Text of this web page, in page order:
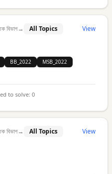
বিভাগ→ All Topics View
BB_2022
MSB_2022
to solve: 0
বিভাগ→ All Topics View